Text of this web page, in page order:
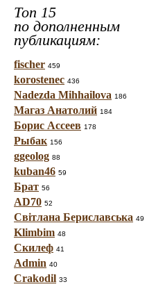
Топ 15
по дополненным
публикациям:
fischer 459
korostenec 436
Nadezda Mihhailova 186
Магаз Анатолий 184
Борис Ассеев 178
Рыбак 156
ggeolog 88
kuban46 59
Брат 56
AD70 52
Світлана Бериславська 49
Klimbim 48
Скилеф 41
Admin 40
Crakodil 33